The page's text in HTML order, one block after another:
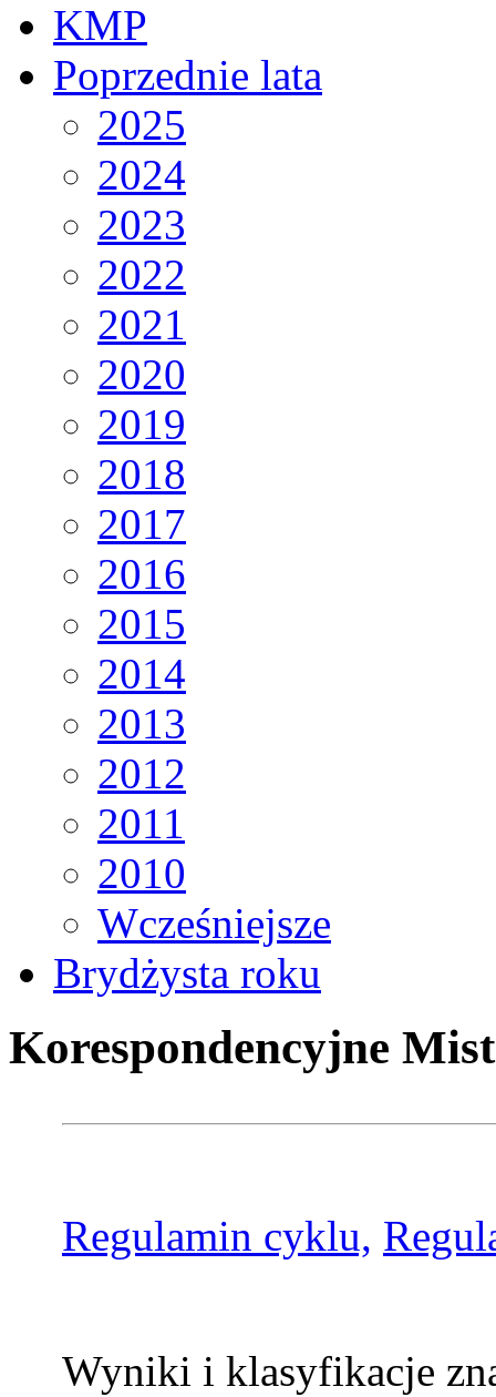
KMP
Poprzednie lata
2025
2024
2023
2022
2021
2020
2019
2018
2017
2016
2015
2014
2013
2012
2011
2010
Wcześniejsze
Brydżysta roku
Korespondencyjne
Regulamin cyklu,
Wyniki i klasyfikacje